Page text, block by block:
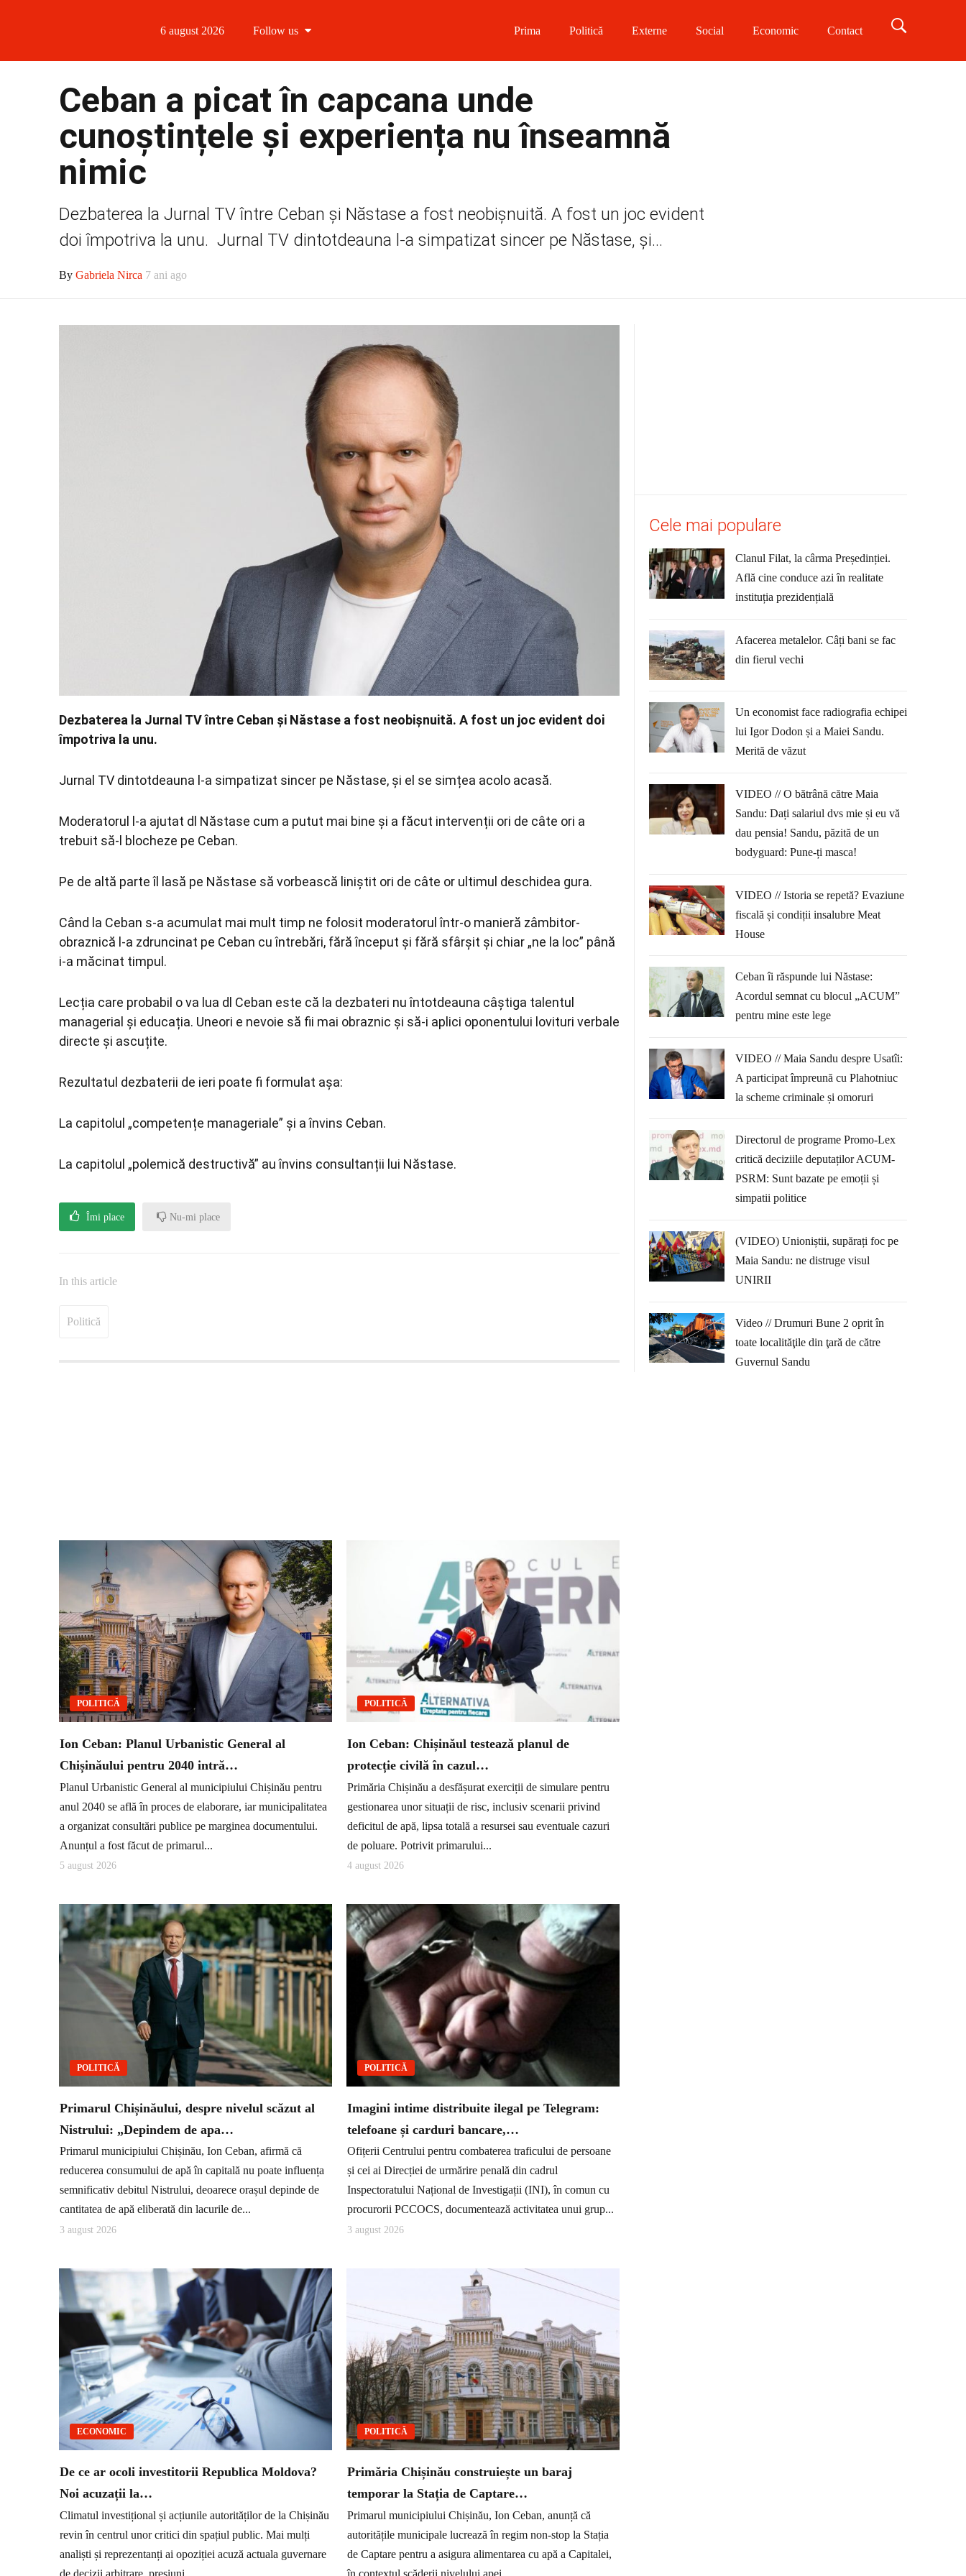
6 august 2026 Follow us
Follow us on Twitter
Prima Politică Externe Social Economic Contact
Ceban a picat în capcana unde
cunoștințele și experiența nu înseamnă
nimic
Dezbaterea la Jurnal TV între Ceban și Năstase a fost neobișnuită. A fost un joc evident
doi împotriva la unu. Jurnal TV dintotdeauna l-a simpatizat sincer pe Năstase, și...
By Gabriela Nirca 7 ani ago
Dezbaterea la Jurnal TV între Ceban și Năstase a fost neobișnuită. A fost un joc evident doi
împotriva la unu.
Jurnal TV dintotdeauna l-a simpatizat sincer pe Năstase, și el se simțea acolo acasă.
Moderatorul l-a ajutat dl Năstase cum a putut mai bine și a făcut intervenții ori de câte ori a
trebuit să-l blocheze pe Ceban.
Pe de altă parte îl lasă pe Năstase să vorbească liniștit ori de câte or ultimul deschidea gura.
Când la Ceban s-a acumulat mai mult timp ne folosit moderatorul într-o manieră zâmbitor-
obraznică l-a zdruncinat pe Ceban cu întrebări, fără început și fără sfârșit și chiar „ne la loc” până
i-a măcinat timpul.
Lecția care probabil o va lua dl Ceban este că la dezbateri nu întotdeauna câștiga talentul
managerial și educația. Uneori e nevoie să fii mai obraznic și să-i aplici oponentului lovituri verbale
directe și ascuțite.
Rezultatul dezbaterii de ieri poate fi formulat așa:
La capitolul „competențe manageriale” și a învins Ceban.
La capitolul „polemică destructivă” au învins consultanții lui Năstase.
Îmi place Nu-mi place
In this article
Politică
POLITICĂ
Ion Ceban: Planul Urbanistic General al
Chișinăului pentru 2040 intră…
Planul Urbanistic General al municipiului Chișinău pentru
anul 2040 se află în proces de elaborare, iar municipalitatea
a organizat consultări publice pe marginea documentului.
Anunțul a fost făcut de primarul...
5 august 2026
POLITICĂ
Ion Ceban: Chișinăul testează planul de
protecție civilă în cazul…
Primăria Chișinău a desfășurat exerciții de simulare pentru
gestionarea unor situații de risc, inclusiv scenarii privind
deficitul de apă, lipsa totală a resursei sau eventuale cazuri
de poluare. Potrivit primarului...
4 august 2026
POLITICĂ
Primarul Chișinăului, despre nivelul scăzut al
Nistrului: „Depindem de apa…
Primarul municipiului Chișinău, Ion Ceban, afirmă că
reducerea consumului de apă în capitală nu poate influența
semnificativ debitul Nistrului, deoarece orașul depinde de
cantitatea de apă eliberată din lacurile de...
3 august 2026
POLITICĂ
Imagini intime distribuite ilegal pe Telegram:
telefoane și carduri bancare,…
Ofițerii Centrului pentru combaterea traficului de persoane
și cei ai Direcției de urmărire penală din cadrul
Inspectoratului Național de Investigații (INI), în comun cu
procurorii PCCOCS, documentează activitatea unui grup...
3 august 2026
ECONOMIC
De ce ar ocoli investitorii Republica Moldova?
Noi acuzații la…
Climatul investițional și acțiunile autorităților de la Chișinău
revin în centrul unor critici din spațiul public. Mai mulți
analiști și reprezentanți ai opoziției acuză actuala guvernare
de decizii arbitrare, presiuni...
POLITICĂ
Primăria Chișinău construiește un baraj
temporar la Stația de Captare…
Primarul municipiului Chișinău, Ion Ceban, anunță că
autoritățile municipale lucrează în regim non-stop la Stația
de Captare pentru a asigura alimentarea cu apă a Capitalei,
în contextul scăderii nivelului apei...
Cele mai populare
Clanul Filat, la cârma Președinției.
Află cine conduce azi în realitate
instituția prezidențială
Afacerea metalelor. Câți bani se fac
din fierul vechi
Un economist face radiografia echipei
lui Igor Dodon și a Maiei Sandu.
Merită de văzut
VIDEO // O bătrână către Maia
Sandu: Dați salariul dvs mie și eu vă
dau pensia! Sandu, păzită de un
bodyguard: Pune-ți masca!
VIDEO // Istoria se repetă? Evaziune
fiscală și condiții insalubre Meat
House
Ceban îi răspunde lui Năstase:
Acordul semnat cu blocul „ACUM”
pentru mine este lege
VIDEO // Maia Sandu despre Usatîi:
A participat împreună cu Plahotniuc
la scheme criminale și omoruri
Directorul de programe Promo-Lex
critică deciziile deputaților ACUM-
PSRM: Sunt bazate pe emoții și
simpatii politice
(VIDEO) Unioniștii, supărați foc pe
Maia Sandu: ne distruge visul
UNIRII
Video // Drumuri Bune 2 oprit în
toate localităţile din ţară de către
Guvernul Sandu